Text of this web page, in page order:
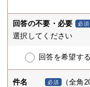
回答の不要・必要 必須
選択してください
回答を希望する
件名 必須 （全角